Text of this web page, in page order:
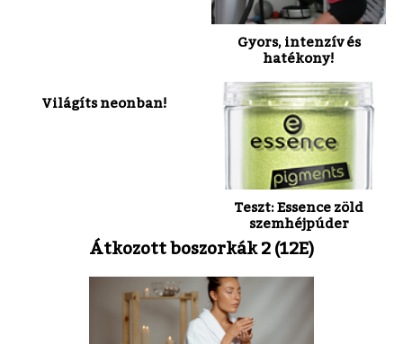
Gyors, intenzív és
hatékony!
Világíts neonban!
Teszt: Essence zöld
szemhéjpúder
Átkozott boszorkák 2 (12E)